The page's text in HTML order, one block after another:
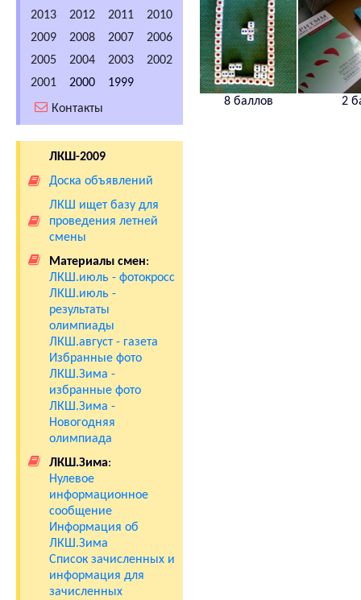
2013
2012 2011
2010
2009
2008 2007
2006
2005
2004 2003
2002
2001
2000
1999
Контакты
ЛКШ-2009
Доска объявлений
ЛКШ ищет базу для
проведения летней
смены
Материалы смен:
ЛКШ.июль - фотокросс
ЛКШ.июль -
результаты
олимпиады
ЛКШ.август - газета
Избранные фото
ЛКШ.Зима -
избранные фото
ЛКШ.Зима -
Новогодняя
олимпиада
ЛКШ.Зима:
Нулевое
информационное
сообщение
Информация об
ЛКШ.Зима
Список зачисленных и
информация для
зачисленных
8 баллов 2